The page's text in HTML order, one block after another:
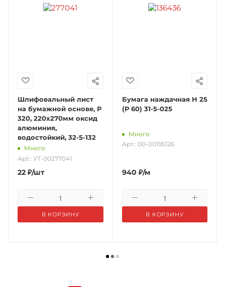
Шлифовальный лист
на бумажной основе, Р
320, 220х270мм оксид
алюминия,
водостойкий, 32-5-132
Много
Арт.: УТ-00277041
22 ₽/шт
В КОРЗИНУ
Бумага наждачная Н 25
(Р 60) 31-5-025
Много
Арт.: 00-00195126
940 ₽/м
В КОРЗИНУ